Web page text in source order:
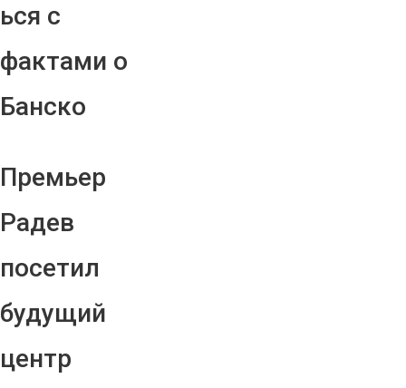
ься с
фактами о
Банско
Премьер
Радев
посетил
будущий
центр